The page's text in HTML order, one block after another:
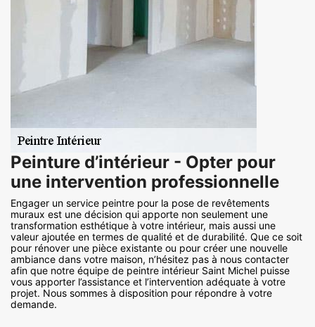
Peinture d’intérieur - Opter pour
une intervention professionnelle
Engager un service peintre pour la pose de revêtements
muraux est une décision qui apporte non seulement une
transformation esthétique à votre intérieur, mais aussi une
valeur ajoutée en termes de qualité et de durabilité. Que ce soit
pour rénover une pièce existante ou pour créer une nouvelle
ambiance dans votre maison, n’hésitez pas à nous contacter
afin que notre équipe de peintre intérieur Saint Michel puisse
vous apporter l’assistance et l’intervention adéquate à votre
projet. Nous sommes à disposition pour répondre à votre
demande.